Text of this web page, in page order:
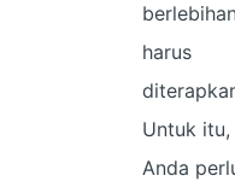
harus
Untuk itu,
Anda